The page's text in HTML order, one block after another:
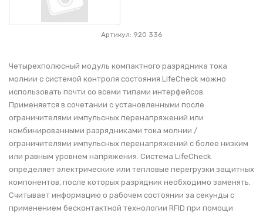
Артикул: 920 336
Четырехполюсный модуль компактного разрядника тока
молнии с системой контроля состояния LifeCheck можно
использовать почти со всеми типами интерфейсов.
Применяется в сочетании с установленными после
ограничителями импульсных перенапряжений или
комбинированными разрядниками тока молнии /
ограничителями импульсных перенапряжений с более низким
или равным уровнем напряжения. Система LifeCheck
определяет электрические или тепловые перегрузки защитных
компонентов, после которых разрядник необходимо заменять.
Считывает информацию о рабочем состоянии за секунды с
применением бесконтактной технологии RFID при помощи